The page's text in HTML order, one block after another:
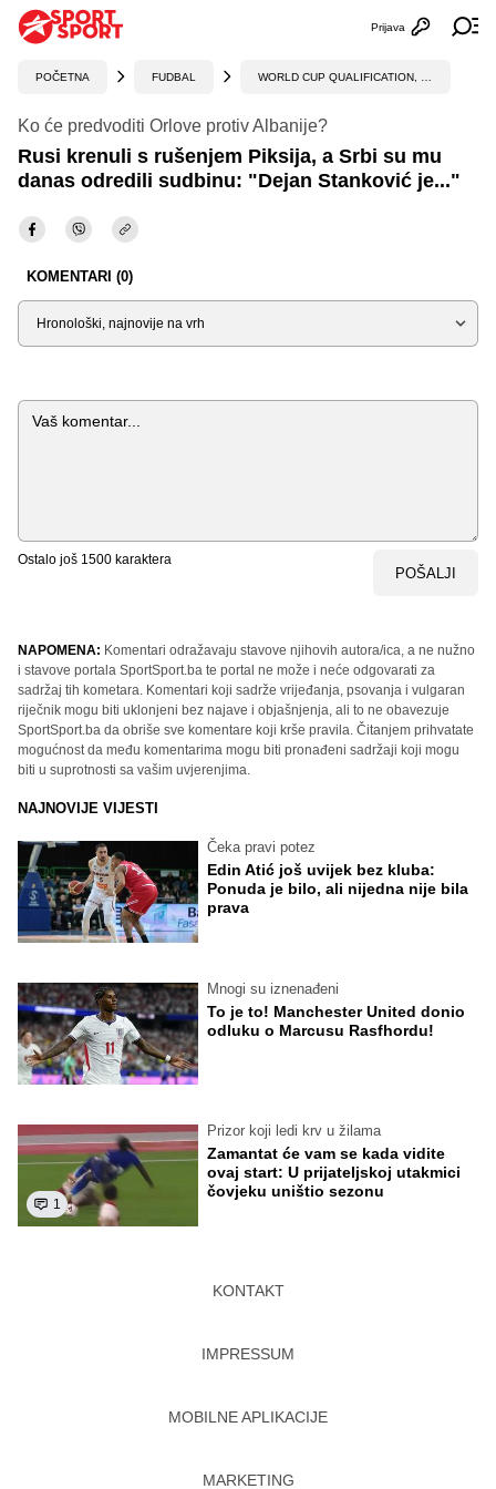
Otvori
Prijava
POČETNA FUDBAL
Ko će predvoditi Orlove protiv Albanije?
Rusi krenuli s rušenjem Piksija, a Srbi su mu
danas odredili sudbinu: "Dejan Stanković je..."
KOMENTARI (0)
Sortiraj
Komentar
Ostalo još 1500 karaktera
POŠALJI
NAPOMENA: Komentari odražavaju stavove njihovih autora/ica, a ne nužno
i stavove portala SportSport.ba te portal ne može i neće odgovarati za
sadržaj tih kometara. Komentari koji sadrže vrijeđanja, psovanja i vulgaran
riječnik mogu biti uklonjeni bez najave i objašnjenja, ali to ne obavezuje
SportSport.ba da obriše sve komentare koji krše pravila. Čitanjem prihvatate
mogućnost da među komentarima mogu biti pronađeni sadržaji koji mogu
biti u suprotnosti sa vašim uvjerenjima.
NAJNOVIJE VIJESTI
Čeka pravi potez
Edin Atić još uvijek bez kluba:
Ponuda je bilo, ali nijedna nije bila
prava
Mnogi su iznenađeni
To je to! Manchester United donio
odluku o Marcusu Rasfhordu!
1
Prizor koji ledi krv u žilama
Zamantat će vam se kada vidite
ovaj start: U prijateljskoj utakmici
čovjeku uništio sezonu
KONTAKT
IMPRESSUM
MOBILNE APLIKACIJE
MARKETING